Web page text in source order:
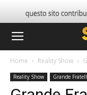
Home Reality Show
Reality Show Grande